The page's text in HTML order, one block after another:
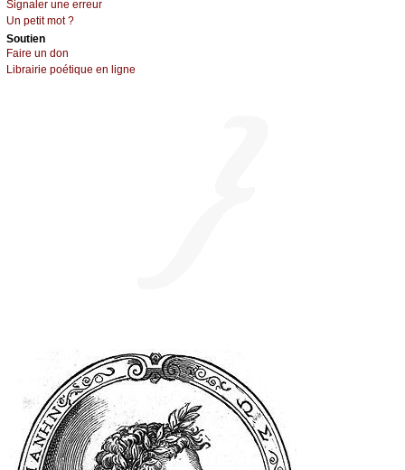
Signaler une errеur
Un pеtit mоt ?
Sоutien
Fаirе un dоn
Librairiе pоétique en lignе